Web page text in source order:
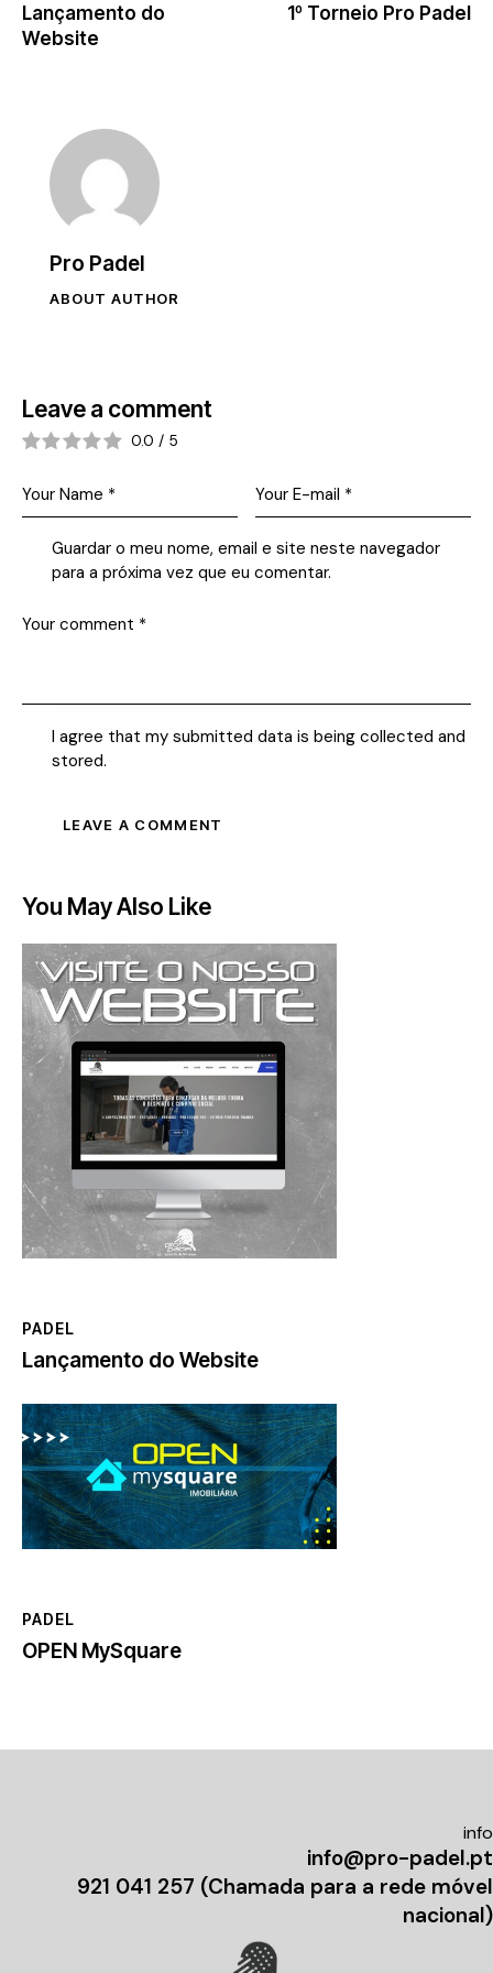
de
artigos
Lançamento do
Website
1º Torneio Pro Padel
Pro Padel
ABOUT AUTHOR
Leave a comment
0.0 / 5
Guardar o meu nome, email e site neste navegador
para a próxima vez que eu comentar.
I agree that my submitted data is being collected and
stored.
You May Also Like
PADEL
Lançamento do Website
PADEL
OPEN MySquare
info
info@pro-padel.pt
921 041 257 (Chamada para a rede móvel
nacional)